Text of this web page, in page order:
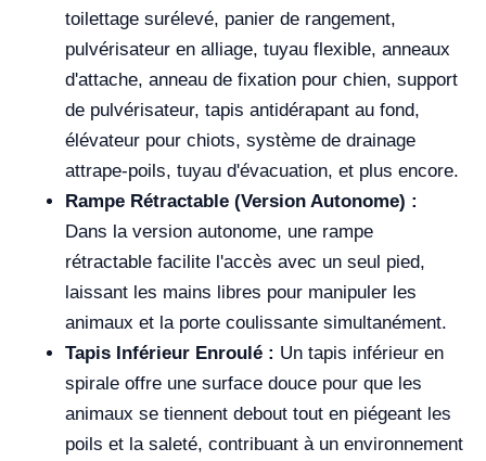
toilettage surélevé, panier de rangement,
pulvérisateur en alliage, tuyau flexible, anneaux
d'attache, anneau de fixation pour chien, support
de pulvérisateur, tapis antidérapant au fond,
élévateur pour chiots, système de drainage
attrape-poils, tuyau d'évacuation, et plus encore.
Rampe Rétractable (Version Autonome) :
Dans la version autonome, une rampe
rétractable facilite l'accès avec un seul pied,
laissant les mains libres pour manipuler les
animaux et la porte coulissante simultanément.
Tapis Inférieur Enroulé : Un tapis inférieur en
spirale offre une surface douce pour que les
animaux se tiennent debout tout en piégeant les
poils et la saleté, contribuant à un environnement